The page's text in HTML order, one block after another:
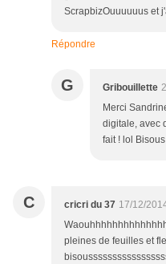
ScrapbizOuuuuuus et
Répondre
G Gribouillette
Merci
digitale, avec
fait ! lol
C cricri du 37 17/12/
pleines de feuilles et